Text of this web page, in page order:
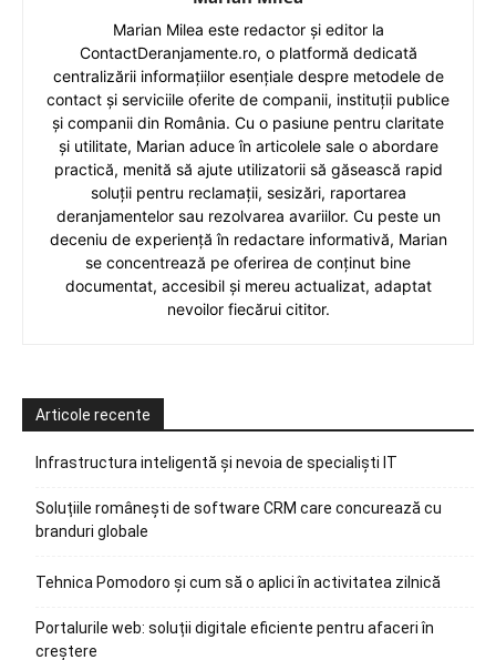
Marian Milea este redactor și editor la
ContactDeranjamente.ro, o platformă dedicată
centralizării informațiilor esențiale despre metodele de
contact și serviciile oferite de companii, instituții publice
și companii din România. Cu o pasiune pentru claritate
și utilitate, Marian aduce în articolele sale o abordare
practică, menită să ajute utilizatorii să găsească rapid
soluții pentru reclamații, sesizări, raportarea
deranjamentelor sau rezolvarea avariilor. Cu peste un
deceniu de experiență în redactare informativă, Marian
se concentrează pe oferirea de conținut bine
documentat, accesibil și mereu actualizat, adaptat
nevoilor fiecărui cititor.
Articole recente
Infrastructura inteligentă și nevoia de specialiști IT
Soluțiile românești de software CRM care concurează cu
branduri globale
Tehnica Pomodoro și cum să o aplici în activitatea zilnică
Portalurile web: soluții digitale eficiente pentru afaceri în
creștere